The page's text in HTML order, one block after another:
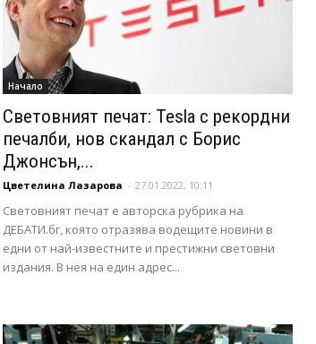
Начало
Световният печат: Tesla с рекордни
печалби, нов скандал с Борис
Джонсън,...
Цветелина Лазарова - 27.01.2022, 10:11
Световният печат е авторска рубрика на
ДЕБАТИ.бг, която отразява водещите новини в
едни от най-известните и престижни световни
издания. В нея на един адрес...